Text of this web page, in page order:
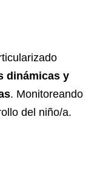
dinámicas y
. Monitoreando
del niño/a.